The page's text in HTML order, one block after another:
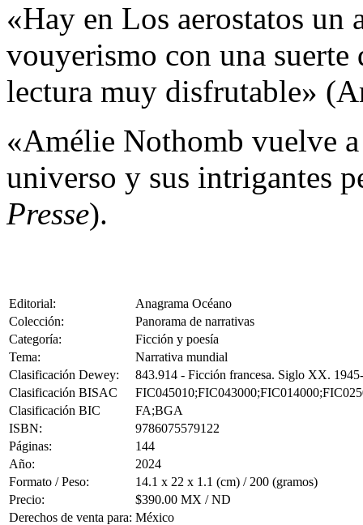
«Hay en Los aerostatos un
vouyerismo con una
lectura muy disfrutable»
«Amélie Nothomb vuelve
universo y sus intrigantes
Presse).
Editorial:
Anagrama Océano
Colección:
Panorama de narrativas
Categoría:
Ficción y poesía
Tema:
Narrativa mundial
Clasificación Dewey:
843.914 - Ficción francesa. Siglo XX.
Clasificación BISAC
Clasificación BIC
FA;BGA
ISBN:
9786075579122
Páginas:
144
Año:
2024
Formato / Peso:
14.1 x 22 x 1.1 (cm) / 200 (gramos)
Precio:
$390.00 MX / ND
Derechos de venta para: México